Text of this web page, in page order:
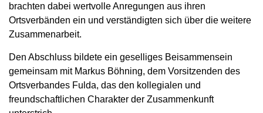
brachten dabei wertvolle Anregungen aus ihren
Ortsverbänden ein und verständigten sich über die weitere
Zusammenarbeit.
Den Abschluss bildete ein geselliges Beisammensein
gemeinsam mit Markus Böhning, dem Vorsitzenden des
Ortsverbandes Fulda, das den kollegialen und
freundschaftlichen Charakter der Zusammenkunft